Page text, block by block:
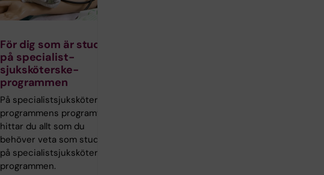
För dig som är student
på specialist­
sjuksköterske­
programmen
På specialist­sjuksköterske­
programmens programwebb
hittar du allt som du
behöver veta som student
på specialist­sjuksköterske­
programmen.